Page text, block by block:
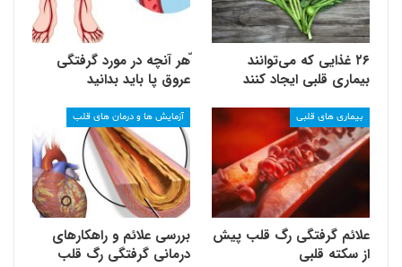
۲۶ غذایی که می‌توانند
بیماری قلبی ایجاد کنند
ّهر آنچه در مورد گرفتگی
عروق پا باید بدانید
بیماری های قلبی
علائم گرفتگی رگ قلب پیش
از سکته قلبی
آزمایش ها و درمان های قلب
بررسی علائم و راهکارهای
درمانی گرفتگی رگ قلب